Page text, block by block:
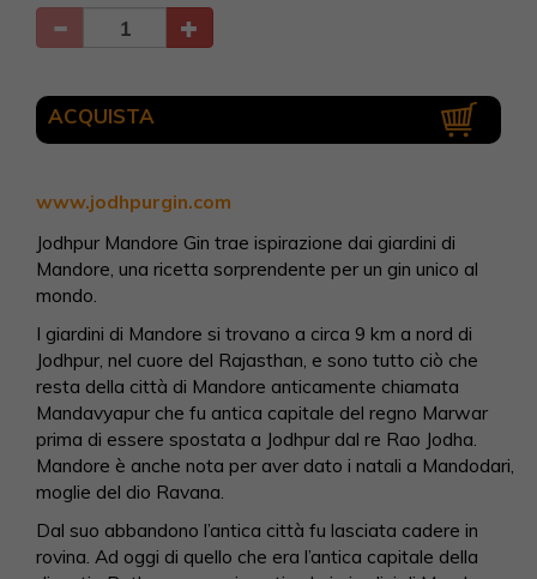
ACQUISTA
www.jodhpurgin.com
Jodhpur Mandore Gin trae ispirazione dai giardini di
Mandore, una ricetta sorprendente per un gin unico al
mondo.
I giardini di Mandore si trovano a circa 9 km a nord di
Jodhpur, nel cuore del Rajasthan, e sono tutto ciò che
resta della città di Mandore anticamente chiamata
Mandavyapur che fu antica capitale del regno Marwar
prima di essere spostata a Jodhpur dal re Rao Jodha.
Mandore è anche nota per aver dato i natali a Mandodari,
moglie del dio Ravana.
Dal suo abbandono l’antica città fu lasciata cadere in
rovina. Ad oggi di quello che era l’antica capitale della